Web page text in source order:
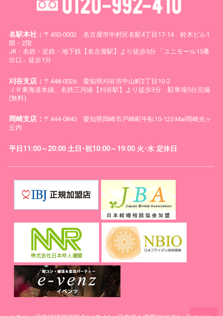
名駅本社： 〒450-0002 名古屋市中村区名駅4丁目17-14 鈴木ビル1
階・2階
JR・名鉄・近鉄・地下鉄【名古屋駅】より徒歩5分 「ユニモール15番
出口」徒歩1分
刈谷支店： 〒448-0026 愛知県刈谷市中山町2丁目10-2
ＪＲ東海道本線、名鉄三河線【刈谷駅】より徒歩3分 駐車場5台完備
(無料)
岡崎支店： 〒444-0840 愛知県岡崎市戸崎町牛転10-125 Mai岡崎光ヶ
丘内
平日11:00～20:00 土日･祝10:00～19:00 火･水 定休日